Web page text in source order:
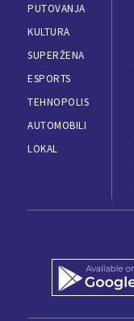
PUTOVANJA
KULTURA
SUPERŽENA
ESPORTS
TEHNOPOLIS
AUTOMOBILI
LOKAL